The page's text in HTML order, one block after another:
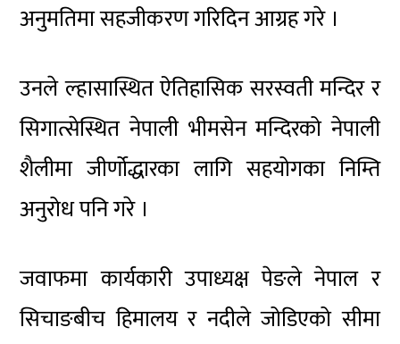
अनुमतिमा सहजीकरण गरिदिन आग्रह गरे ।
उनले ल्हासास्थित ऐतिहासिक सरस्वती मन्दिर र
सिगात्सेस्थित नेपाली भीमसेन मन्दिरको नेपाली
शैलीमा जीर्णोद्धारका लागि सहयोगका निम्ति
अनुरोध पनि गरे ।
जवाफमा कार्यकारी उपाध्यक्ष पेङले नेपाल र
सिचाङबीच हिमालय र नदीले जोडिएको सीमा